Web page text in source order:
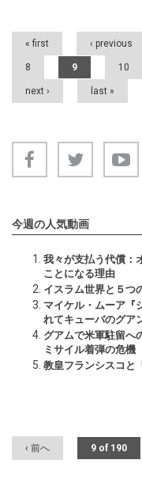
Pages
« first ‹ previous
8 9 10
next › last »
今週の人気動画
我々が支払う代償：
ことになる理由
イスラム世界と５つ
マイケル・ムーア
れてキューバのグ
グアムで米軍駐留
ミサイル着弾の危機
教皇フランシスコと
‹ 前へ 9 of 190